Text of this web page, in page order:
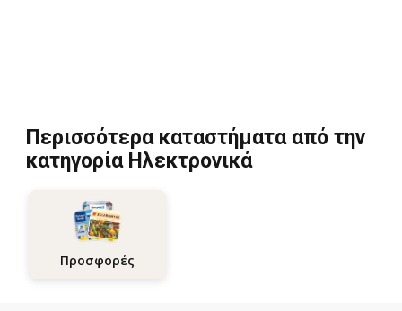
Περισσότερα καταστήματα από την
κατηγορία Hλεκτρονικά
Προσφορές